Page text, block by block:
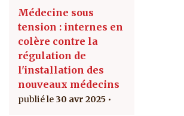
Médecine sous
tension : internes en
colère contre la
régulation de
l'installation des
nouveaux médecins
30 avr 2025